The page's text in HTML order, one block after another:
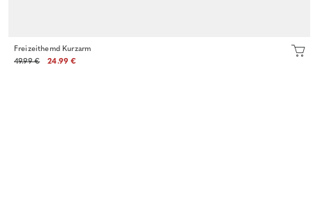
Freizeithemd Kurzarm
49.99 €
24.99 €